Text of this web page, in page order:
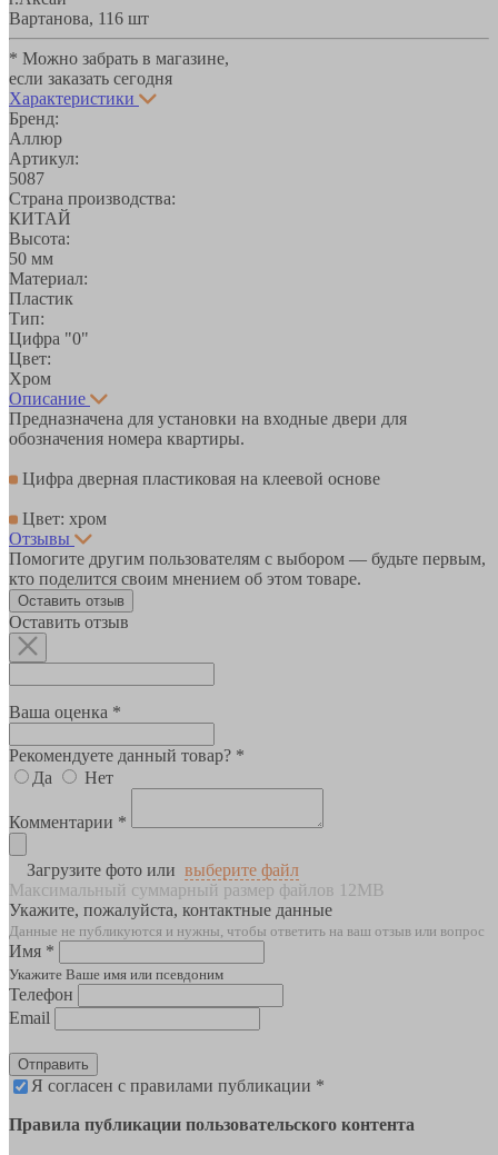
Вартанова, 116 шт
* Можно забрать в магазине,
если заказать сегодня
Характеристики
Бренд:
Аллюр
Артикул:
5087
Страна производства:
КИТАЙ
Высота:
50 мм
Материал:
Пластик
Тип:
Цифра "0"
Цвет:
Хром
Описание
Предназначена для установки на входные двери для
обозначения номера квартиры.
Цифра дверная пластиковая на клеевой основе
Цвет: хром
Отзывы
Помогите другим пользователям с выбором — будьте первым,
кто поделится своим мнением об этом товаре.
Оставить отзыв
Оставить отзыв
Ваша оценка *
Рекомендуете данный товар? *
Да
Нет
Комментарии *
Загрузите фото или выберите файл
Максимальный суммарный размер файлов 12MB
Укажите, пожалуйста, контактные данные
Данные не публикуются и нужны, чтобы ответить на ваш отзыв или вопрос
Имя *
Укажите Ваше имя или псевдоним
Телефон
Email
Отправить
Я согласен с правилами публикации *
Правила публикации пользовательского контента